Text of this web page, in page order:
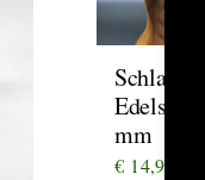
mm
€ 14,90